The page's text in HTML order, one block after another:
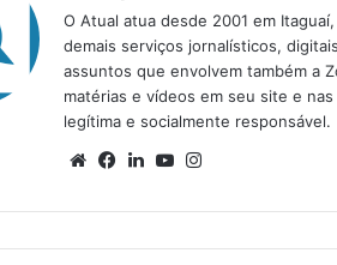
O Atual atua desde 2001 em
demais serviços jornalísticos,
assuntos que envolvem também a
matérias e vídeos em seu site e
legítima e socialmente responsável.
We
te
Fa
bo
ok
Lin
din
Yo
ub
e
ra
m